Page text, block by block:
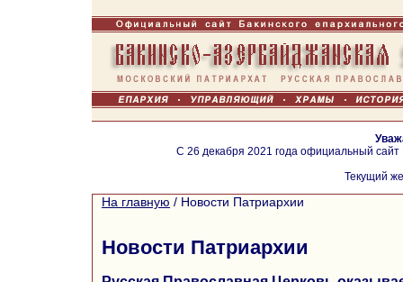
С 26 декабря 2021 года официальный
Текущий
На главную / Новости Патриархии
Новости Патриархии